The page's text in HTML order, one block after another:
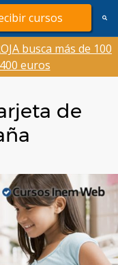
cursos
busca más de 100
euros
de